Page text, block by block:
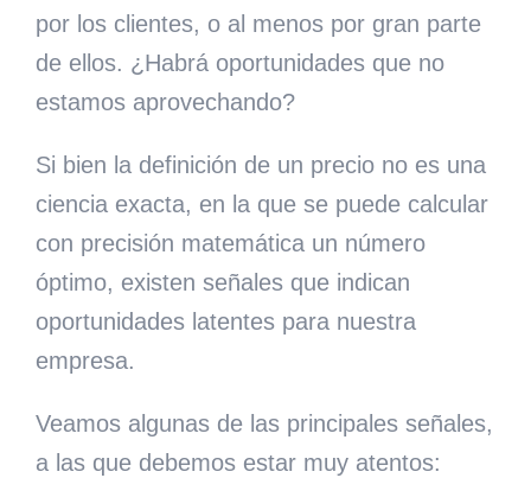
por los clientes, o al menos por gran parte
de ellos. ¿Habrá oportunidades que no
estamos aprovechando?
Si bien la definición de un precio no es una
ciencia exacta, en la que se puede calcular
con precisión matemática un número
óptimo, existen señales que indican
oportunidades latentes para nuestra
empresa.
Veamos algunas de las principales señales,
a las que debemos estar muy atentos: